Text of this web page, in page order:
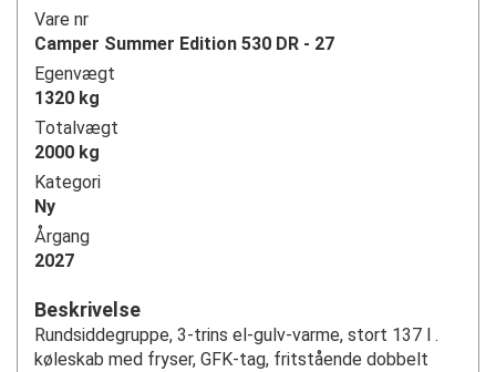
Vare nr
Camper Summer Edition 530 DR - 27
Egenvægt
1320 kg
Totalvægt
2000 kg
Kategori
Ny
Årgang
2027
Beskrivelse
Rundsiddegruppe, 3-trins el-gulv-varme, stort 137 l .
køleskab med fryser, GFK-tag, fritstående dobbelt